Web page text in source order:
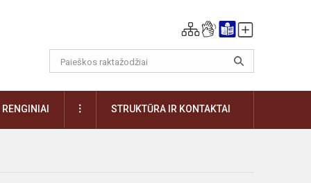
RENGINIAI DAUGIAUSTRUKTŪRA IR KONTAKTAI